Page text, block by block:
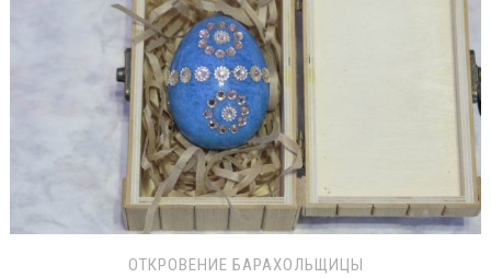
ОТКРОВЕНИЕ БАРАХОЛЬЩИЦЫ